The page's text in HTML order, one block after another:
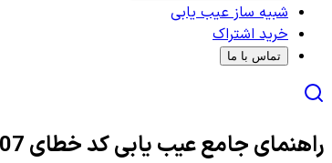
شبیه ساز عیب یابی
خرید اشتراک
تماس با ما
راهنمای جامع عیب یابی کد خطای P0607 | دلایل، علائم و راهنمای مرحله به مرحله